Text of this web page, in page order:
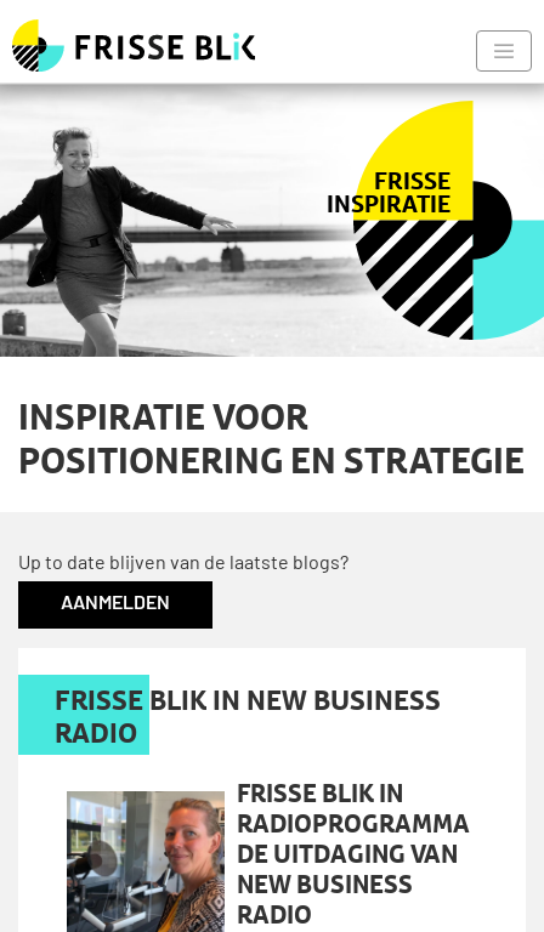
Frisse Blik - Naar de
FRISSE
INSPIRATIE
INSPIRATIE VOOR
POSITIONERING EN STRATEGIE
Up to date blijven van de laatste blogs?
AANMELDEN
FRISSE BLIK IN NEW BUSINESS
RADIO
FRISSE BLIK IN
RADIOPROGRAMMA
DE UITDAGING VAN
NEW BUSINESS
RADIO